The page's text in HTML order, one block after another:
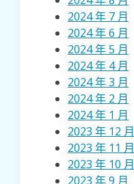
2024 年 7 月
2024 年 6 月
2024 年 5 月
2024 年 4 月
2024 年 3 月
2024 年 2 月
2024 年 1 月
2023 年 12 月
2023 年 11 月
2023 年 10 月
2023 年 9 月